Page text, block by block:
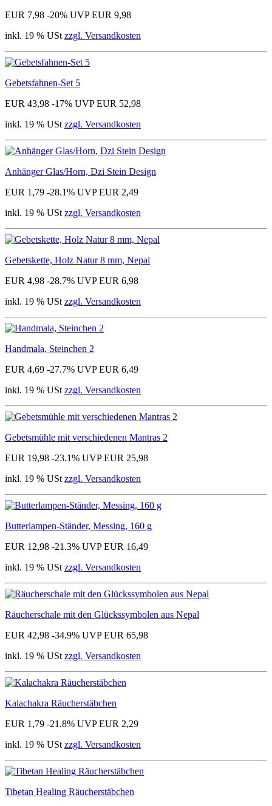
EUR 7,98 -20% UVP EUR 9,98
inkl. 19 % USt zzgl. Versandkosten
Gebetsfahnen-Set 5
EUR 43,98 -17% UVP EUR 52,98
inkl. 19 % USt zzgl. Versandkosten
Anhänger Glas/Horn, Dzi Stein Design
EUR 1,79 -28.1% UVP EUR 2,49
inkl. 19 % USt zzgl. Versandkosten
Gebetskette, Holz Natur 8 mm, Nepal
EUR 4,98 -28.7% UVP EUR 6,98
inkl. 19 % USt zzgl. Versandkosten
Handmala, Steinchen 2
EUR 4,69 -27.7% UVP EUR 6,49
inkl. 19 % USt zzgl. Versandkosten
Gebetsmühle mit verschiedenen Mantras 2
EUR 19,98 -23.1% UVP EUR 25,98
inkl. 19 % USt zzgl. Versandkosten
Butterlampen-Ständer, Messing, 160 g
EUR 12,98 -21.3% UVP EUR 16,49
inkl. 19 % USt zzgl. Versandkosten
Räucherschale mit den Glückssymbolen aus Nepal
EUR 42,98 -34.9% UVP EUR 65,98
inkl. 19 % USt zzgl. Versandkosten
Kalachakra Räucherstäbchen
EUR 1,79 -21.8% UVP EUR 2,29
inkl. 19 % USt zzgl. Versandkosten
Tibetan Healing Räucherstäbchen